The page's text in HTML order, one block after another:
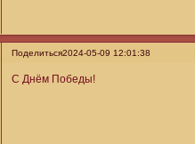
Поделиться2024-05-09 12:01:38
С Днём Победы!